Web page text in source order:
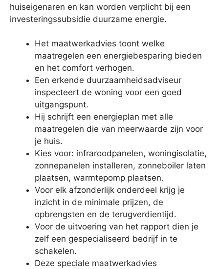
huiseigenaren en kan worden verplicht bij een
investeringssubsidie duurzame energie.
Het maatwerkadvies toont welke
maatregelen een energiebesparing bieden
en het comfort verhogen.
Een erkende duurzaamheidsadviseur
inspecteert de woning voor een goed
uitgangspunt.
Hij schrijft een energieplan met alle
maatregelen die van meerwaarde zijn voor
je huis.
Kies voor: infraroodpanelen, woningisolatie,
zonnepanelen installeren, zonneboiler laten
plaatsen, warmtepomp plaatsen.
Voor elk afzonderlijk onderdeel krijg je
inzicht in de minimale prijzen, de
opbrengsten en de terugverdientijd.
Voor de uitvoering van het rapport dien je
zelf een gespecialiseerd bedrijf in te
schakelen.
Deze speciale maatwerkadvies